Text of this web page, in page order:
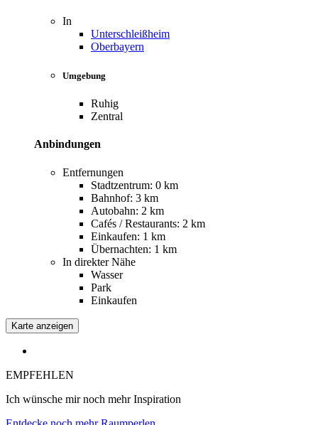
In
Unterschleißheim
Oberbayern
Umgebung
Ruhig
Zentral
Anbindungen
Entfernungen
Stadtzentrum: 0 km
Bahnhof: 3 km
Autobahn: 2 km
Cafés / Restaurants: 2 km
Einkaufen: 1 km
Übernachten: 1 km
In direkter Nähe
Wasser
Park
Einkaufen
Karte anzeigen
EMPFEHLEN
Ich wünsche mir noch mehr Inspiration